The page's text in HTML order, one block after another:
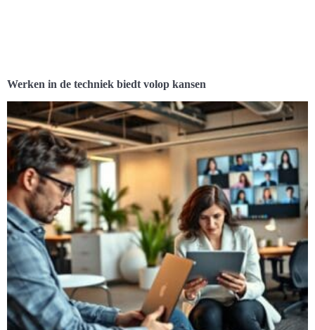
Werken in de techniek biedt volop kansen